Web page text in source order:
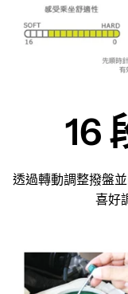
16
透過轉動調整撥盤
喜好